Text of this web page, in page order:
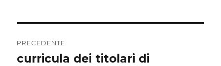
articoli
PRECEDENTE
Articolo
curricula dei titolari di